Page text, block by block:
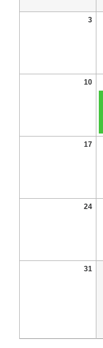
3
10
17
24
31